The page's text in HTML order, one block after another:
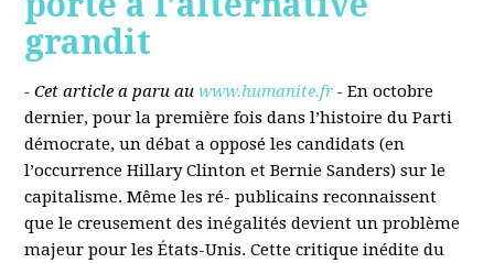
grandit
- Cet article a paru au www.humanite.fr - En octobre
dernier, pour la première fois dans l’histoire du Parti
démocrate, un débat a opposé les candidats (en
l’occurrence Hillary Clinton et Bernie Sanders) sur le
capitalisme. Même les ré- publicains reconnaissent
que le creusement des inégalités devient un problème
majeur pour les États-Unis. Cette critique inédite du